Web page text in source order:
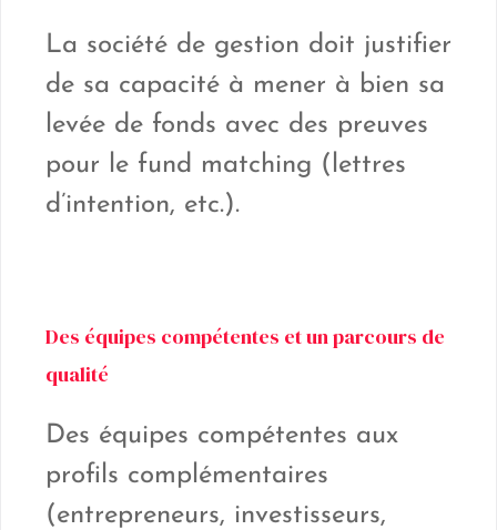
La société de gestion doit justifier
de sa capacité à mener à bien sa
levée de fonds avec des preuves
pour le fund matching (lettres
d’intention, etc.).
Des équipes compétentes et un parcours de
qualité
Des équipes compétentes aux
profils complémentaires
(entrepreneurs, investisseurs,